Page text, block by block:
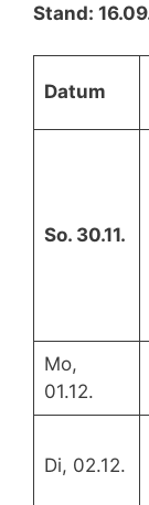
Stand:
Datum
So. 30.11.
Mo,
01.12.
Di, 02.12.